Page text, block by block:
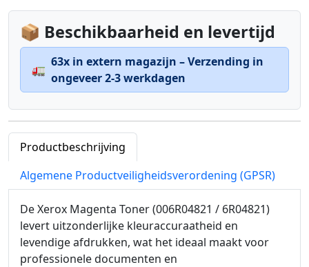
📦 Beschikbaarheid en levertijd
🚛
63x in extern magazijn – Verzending in
ongeveer 2-3 werkdagen
Productbeschrijving
Algemene Productveiligheidsverordening (GPSR)
De Xerox Magenta Toner (006R04821 / 6R04821)
levert uitzonderlijke kleuraccuraatheid en
levendige afdrukken, wat het ideaal maakt voor
professionele documenten en